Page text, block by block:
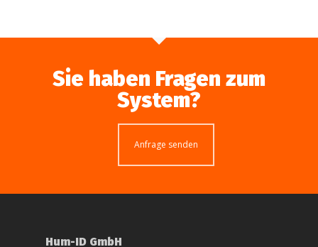
Sie haben Fragen zum
System?
Anfrage senden
Hum-ID GmbH